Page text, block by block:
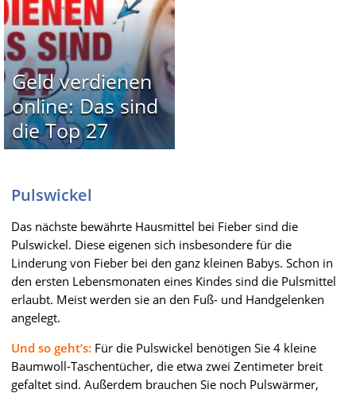
Geld verdienen
online: Das sind
die Top 27
Pulswickel
Das nächste bewährte Hausmittel bei Fieber sind die
Pulswickel. Diese eigenen sich insbesondere für die
Linderung von Fieber bei den ganz kleinen Babys. Schon in
den ersten Lebensmonaten eines Kindes sind die Pulsmittel
erlaubt. Meist werden sie an den Fuß- und Handgelenken
angelegt.
Und so geht’s: Für die Pulswickel benötigen Sie 4 kleine
Baumwoll-Taschentücher, die etwa zwei Zentimeter breit
gefaltet sind. Außerdem brauchen Sie noch Pulswärmer,